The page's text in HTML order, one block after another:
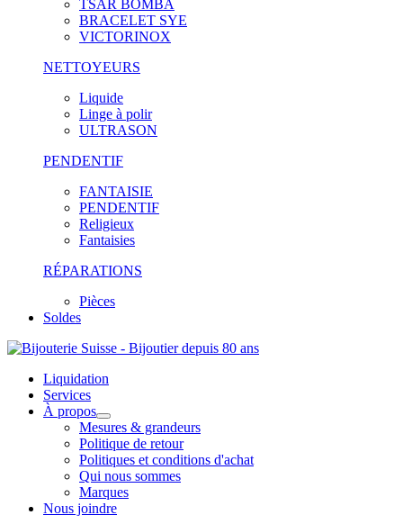
TSAR BOMBA
BRACELET SYE
VICTORINOX
NETTOYEURS
Liquide
Linge à polir
ULTRASON
PENDENTIF
FANTAISIE
PENDENTIF
Religieux
Fantaisies
RÉPARATIONS
Pièces
Soldes
Liquidation
Services
À propos
Mesures & grandeurs
Politique de retour
Politiques et conditions d'achat
Qui nous sommes
Marques
Nous joindre